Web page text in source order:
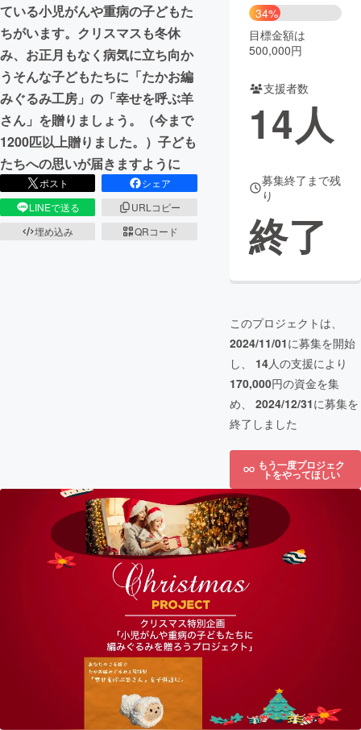
CAMPFIRE for Social Good
CAMPFIRE Creation
CAMPFIREふるさと納税machi-ya コミュニティ
ている小児がんや重病の子どもた
ちがいます。クリスマスも冬休
み、お正月もなく病気に立ち向か
うそんな子どもたちに「たかお編
みぐるみ工房」の「幸せを呼ぶ羊
さん」を贈りましょう。（今まで
1200匹以上贈りました。）子ども
たちへの思いが届きますように
ポスト
シェア
LINEで送る
URLコピー
埋め込み
QRコード
34%
目標金額は
500,000円
支援者数
14人
募集終了まで残
り
終了
このプロジェクトは、
2024/11/01に募集を開始
し、 14人の支援により
170,000円の資金を集
め、 2024/12/31に募集を
終了しました
もう一度プロジェク
トをやってほしい